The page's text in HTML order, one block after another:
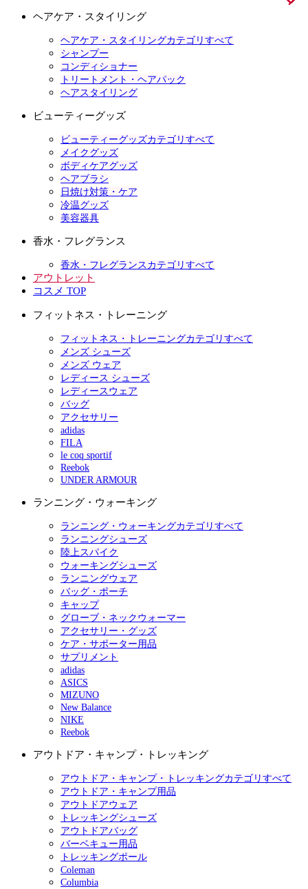
ヘアケア・スタイリング
ヘアケア・スタイリングカテゴリすべて
シャンプー
コンディショナー
トリートメント・ヘアパック
ヘアスタイリング
ビューティーグッズ
ビューティーグッズカテゴリすべて
メイクグッズ
ボディケアグッズ
ヘアブラシ
日焼け対策・ケア
冷温グッズ
美容器具
香水・フレグランス
香水・フレグランスカテゴリすべて
アウトレット
コスメ TOP
フィットネス・トレーニング
フィットネス・トレーニングカテゴリすべて
メンズ シューズ
メンズ ウェア
レディース シューズ
レディースウェア
バッグ
アクセサリー
adidas
FILA
le coq sportif
Reebok
UNDER ARMOUR
ランニング・ウォーキング
ランニング・ウォーキングカテゴリすべて
ランニングシューズ
陸上スパイク
ウォーキングシューズ
ランニングウェア
バッグ・ポーチ
キャップ
グローブ・ネックウォーマー
アクセサリー・グッズ
ケア・サポーター用品
サプリメント
adidas
ASICS
MIZUNO
New Balance
NIKE
Reebok
アウトドア・キャンプ・トレッキング
アウトドア・キャンプ・トレッキングカテゴリすべて
アウトドア・キャンプ用品
アウトドアウェア
トレッキングシューズ
アウトドアバッグ
バーベキュー用品
トレッキングポール
Coleman
Columbia